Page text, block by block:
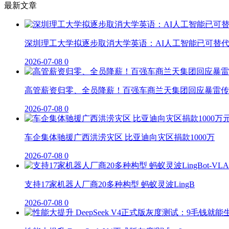
最新文章
深圳理工大学拟逐步取消大学英语：AI人工智能已可替代
2026-07-08 0
高管薪资归零、全员降薪！百强车商兰天集团回应暴雷
2026-07-08 0
车企集体驰援广西洪涝灾区 比亚迪向灾区捐款1000万
2026-07-08 0
支持17家机器人厂商20多种构型 蚂蚁灵波LingB
2026-07-08 0